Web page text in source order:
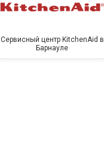
Сервисный центр KitchenAid в
Барнауле